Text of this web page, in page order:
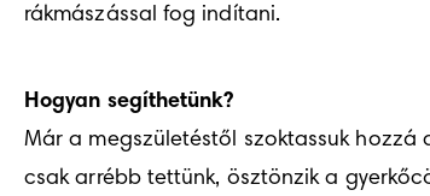
rákmászással fog indítani.
Hogyan segíthetünk?
Már a megszületéstől szoktassuk hozzá
csak arrébb tettünk, ösztönzik a